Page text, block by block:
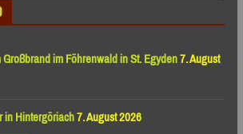
im Föhrenwald in St. Egyden7. August
Hintergöriach7. August 2026